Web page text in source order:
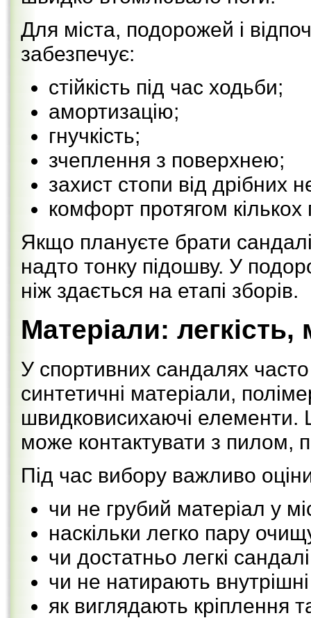
Для міста, подорожей і
забезпечує:
стійкість під час ходьби;
амортизацію;
гнучкість;
зчеплення з поверхнею;
захист стопи від дрібних
комфорт протягом кількох
Якщо плануєте брати
надто тонку підошву. У
ніж здається на етапі зборів.
Матеріали: легкість,
У спортивних сандалях
синтетичні матеріали,
швидковисихаючі елементи.
може контактувати з пилом,
Під час вибору важливо
чи не грубий матеріал у
наскільки легко пару
чи достатньо легкі
чи не натирають
як виглядають кріплення